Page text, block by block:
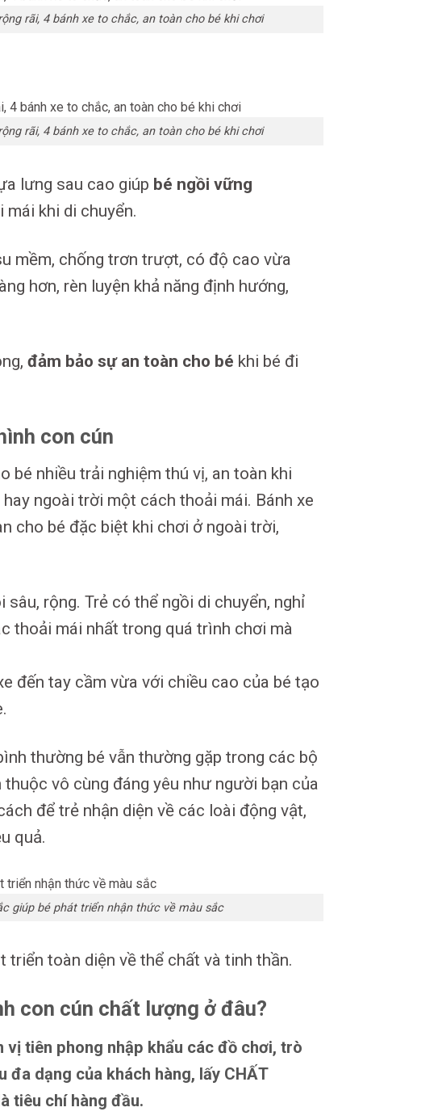
rãi, 4 bánh xe to chắc, an toàn cho bé khi chơi
rãi, 4 bánh xe to chắc, an toàn cho bé khi chơi
lưng sau cao giúp bé ngồi vững
mái khi di chuyển.
mềm, chống trơn trượt, có độ cao vừa
hơn, rèn luyện khả năng định hướng,
đảm bảo sự an toàn cho bé khi bé đi
con cún
bé nhiều trải nghiệm thú vị, an toàn khi
ngoài trời một cách thoải mái. Bánh xe
cho bé đặc biệt khi chơi ở ngoài trời,
rộng. Trẻ có thể ngồi di chuyển, nghỉ
thoải mái nhất trong quá trình chơi mà
đến tay cầm vừa với chiều cao của bé tạo
thường bé vẫn thường gặp trong các bộ
vô cùng đáng yêu như người bạn của
để trẻ nhận diện về các loài động vật,
quả.
giúp bé phát triển nhận thức về màu sắc
toàn diện về thể chất và tinh thần.
con cún chất lượng ở đâu?
vị tiên phong nhập khẩu các đồ chơi, trò
đa dạng của khách hàng, lấy CHẤT
tiêu chí hàng đầu.